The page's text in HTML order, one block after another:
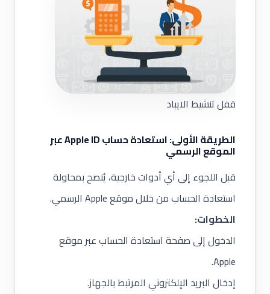
قفل تنشيط الايباد
الطريقة الأولى: استعادة حساب Apple ID عبر
الموقع الرسمي
قبل اللجوء إلى أي أدوات خارجية، يُنصح بمحاولة
استعادة الحساب من خلال موقع Apple الرسمي.
الخطوات:
الدخول إلى صفحة استعادة الحساب عبر موقع
Apple.
إدخال البريد الإلكتروني المرتبط بالجهاز.